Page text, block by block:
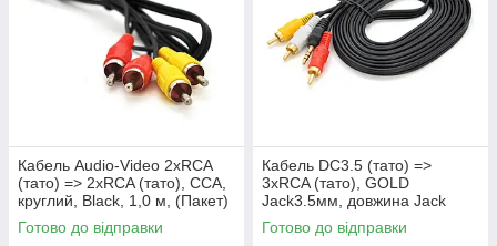
Кабель Audio-Video 2хRCA
(тато) => 2хRCA (тато), CCA,
круглий, Black, 1,0 м, (Пакет)
Готово до відправки
Кабель DC3.5 (тато) =>
3хRCA (тато), GOLD
Jack3.5мм, довжина Jack
15мм, CU, круглий, Black, 3
м, (Пакет) Q500
Готово до відправки